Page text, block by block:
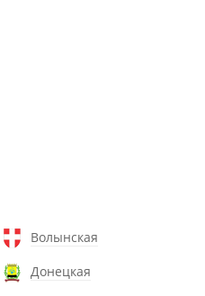
Волынская
Донецкая